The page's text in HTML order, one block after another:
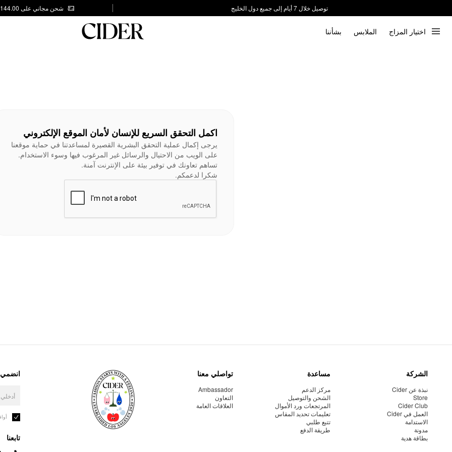
توصيل خلال 7 أيام إلى جميع دول الخليج
شحن مجاني على AED 144.00
اختيار المزاج الملابس بشأننا
اكمل التحقق السريع للإنسان لأمان الموقع الإلكتروني
يرجى إكمال عملية التحقق البشرية القصيرة لمساعدتنا في حماية موقعنا
على الويب من الاحتيال والرسائل غير المرغوب فيها وسوء الاستخدام.
تساهم تعاونك في توفير بيئة على الإنترنت آمنة.
شكرا لدعمكم.
الشركة
نبذة عن Cider
Store
Cider Club
العمل في Cider
الاستدامة
مدونة
بطاقة هدية
مساعدة
مركز الدعم
الشحن والتوصيل
المرتجعات ورد الأموال
تعليمات تحديد المقاس
تتبع طلبي
طريقة الدفع
تواصلي معنا
Ambassador
التعاون
العلاقات العامة
انضمي
تابعنا